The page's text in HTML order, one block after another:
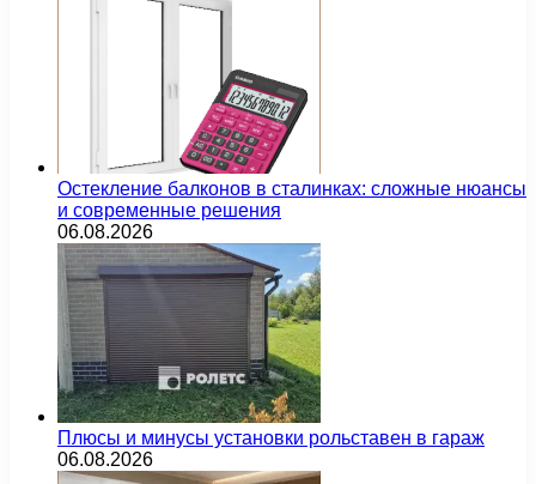
Остекление балконов в сталинках: сложные нюансы
и современные решения
06.08.2026
Плюсы и минусы установки рольставен в гараж
06.08.2026